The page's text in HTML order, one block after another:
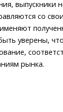
выпускники
со
уверены,
рынка.